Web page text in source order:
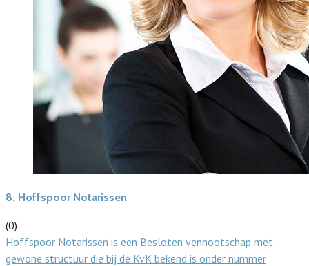
8. Hoffspoor Notarissen
(0)
Hoffspoor Notarissen is een Besloten vennootschap met
gewone structuur die bij de KvK bekend is onder nummer